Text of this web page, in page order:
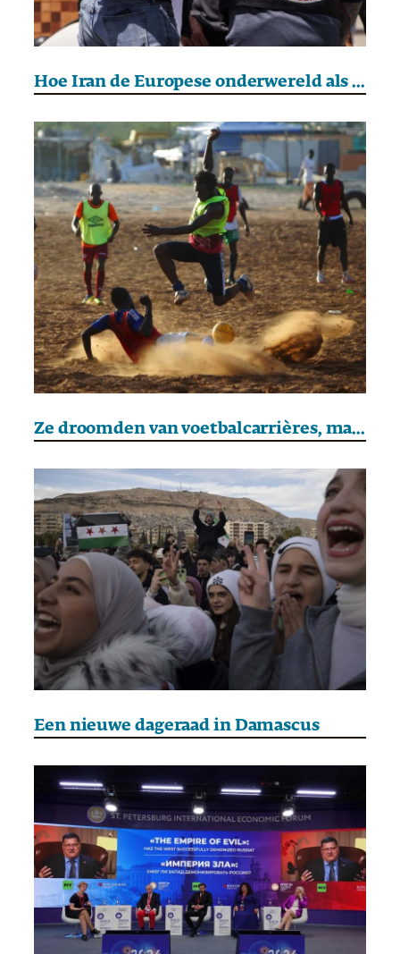
Hoe Iran de Europese onderwereld als machtsmiddel gebruikt
Ze droomden van voetbalcarrières, maar werden slachtoffers van mensenhandel
Een nieuwe dageraad in Damascus